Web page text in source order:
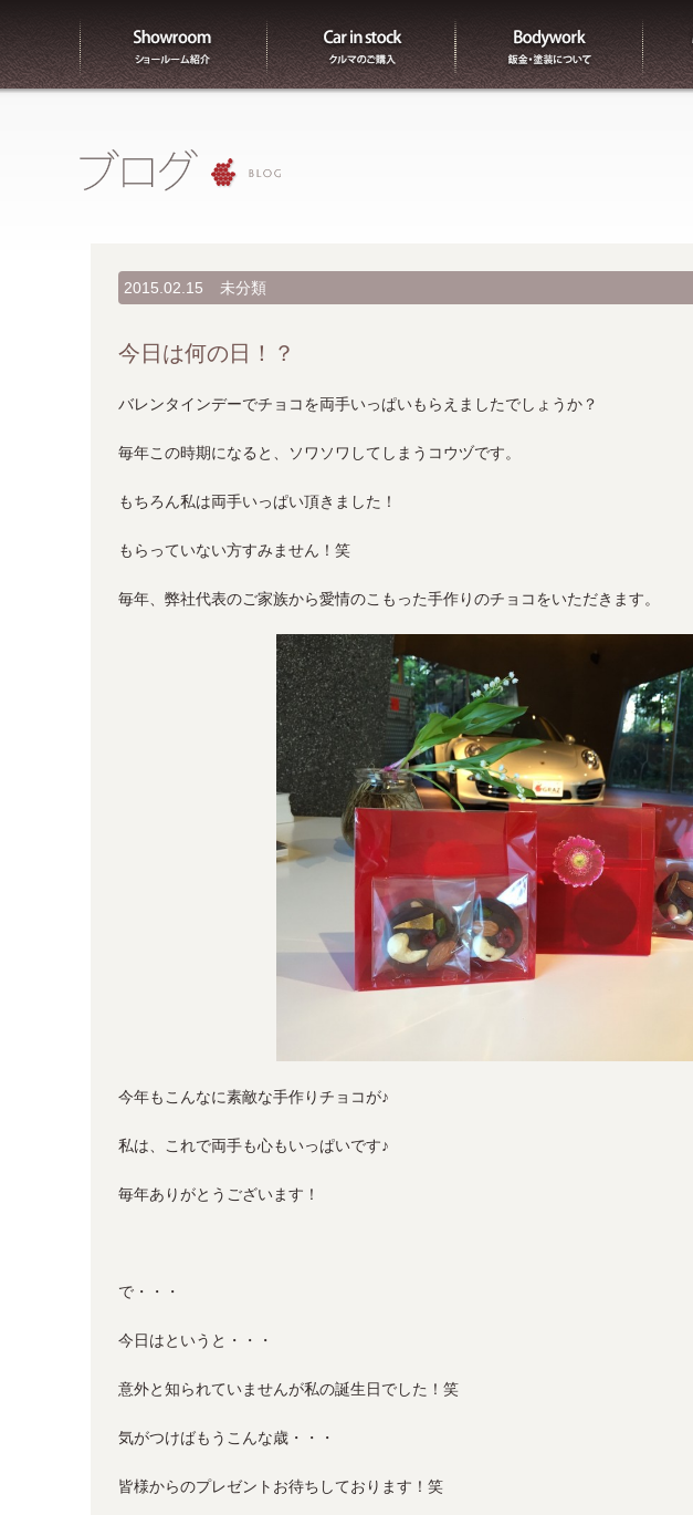
ショールーム紹介 販売 板金
2015.02.15 未分類
今日は何の日！？
バレンタインデーでチョコを両手いっぱいもらえましたでしょうか？
毎年この時期になると、ソワソワしてしまうコウヅです。
もちろん私は両手いっぱい頂きました！
もらっていない方すみません！笑
毎年、弊社代表のご家族から愛情のこもった手作りのチョコをいただきます。
今年もこんなに素敵な手作りチョコが♪
私は、これで両手も心もいっぱいです♪
毎年ありがとうございます！
で・・・
今日はというと・・・
意外と知られていませんが私の誕生日でした！笑
気がつけばもうこんな歳・・・
皆様からのプレゼントお待ちしております！笑